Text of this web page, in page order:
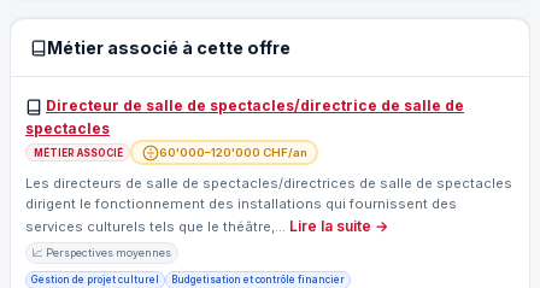
Métier associé à cette offre
Directeur de salle de spectacles/directrice de salle de
spectacles
MÉTIER ASSOCIÉ 60'000–120'000 CHF/an
Les directeurs de salle de spectacles/directrices de salle de spectacles
dirigent le fonctionnement des installations qui fournissent des
services culturels tels que le théâtre,… Lire la suite →
📈 Perspectives moyennes
Gestion de projet culturel
Budgetisation et contrôle financier